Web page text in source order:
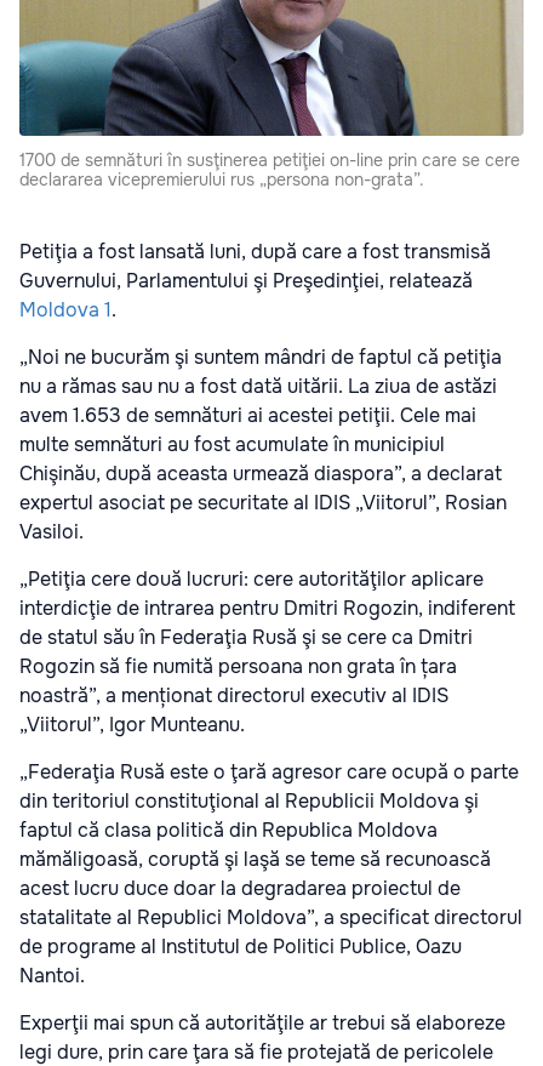
1700 de semnături în susţinerea petiţiei on-line prin care se cere
declararea vicepremierului rus „persona non-grata”.
Petiţia a fost lansată luni, după care a fost transmisă
Guvernului, Parlamentului şi Preşedinţiei, relatează
Moldova 1.
„Noi ne bucurăm şi suntem mândri de faptul că petiţia
nu a rămas sau nu a fost dată uitării. La ziua de astăzi
avem 1.653 de semnături ai acestei petiţii. Cele mai
multe semnături au fost acumulate în municipiul
Chişinău, după aceasta urmează diaspora”, a declarat
expertul asociat pe securitate al IDIS „Viitorul”, Rosian
Vasiloi.
„Petiţia cere două lucruri: cere autorităţilor aplicare
interdicţie de intrarea pentru Dmitri Rogozin, indiferent
de statul său în Federaţia Rusă şi se cere ca Dmitri
Rogozin să fie numită persoana non grata în țara
noastră”, a menționat directorul executiv al IDIS
„Viitorul”, Igor Munteanu.
„Federaţia Rusă este o ţară agresor care ocupă o parte
din teritoriul constituţional al Republicii Moldova şi
faptul că clasa politică din Republica Moldova
mămăligoasă, coruptă şi laşă se teme să recunoască
acest lucru duce doar la degradarea proiectul de
statalitate al Republici Moldova”, a specificat directorul
de programe al Institutul de Politici Publice, Oazu
Nantoi.
Experţii mai spun că autorităţile ar trebui să elaboreze
legi dure, prin care ţara să fie protejată de pericolele